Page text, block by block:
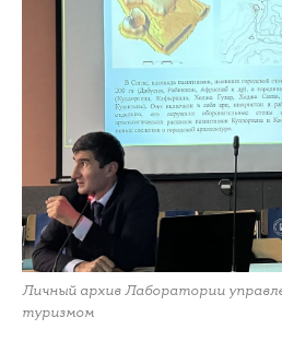
Личный архив Лаборатории
туризмом